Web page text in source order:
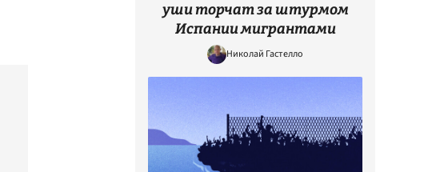
уши торчат за штурмом
Испании мигрантами
Николай Гастелло